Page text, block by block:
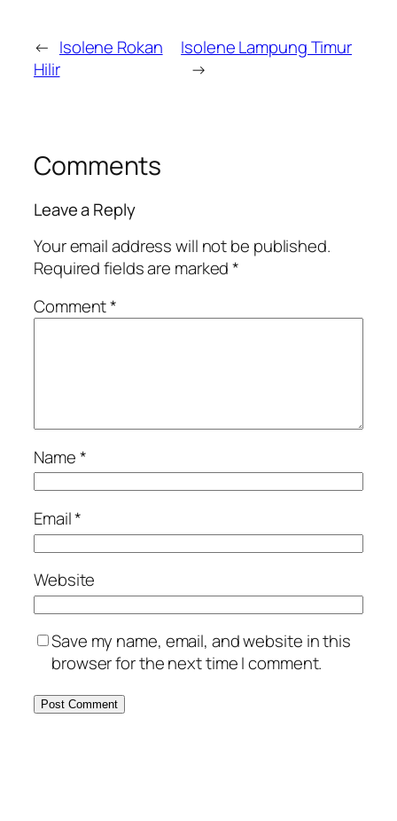
← Isolene Rokan
Hilir
Isolene Lampung Timur
→
Comments
Leave a Reply
Your email address will not be published.
Required fields are marked*
Comment*
Name*
Email*
Website
Save my name, email, and website in this
browser for the next time I comment.